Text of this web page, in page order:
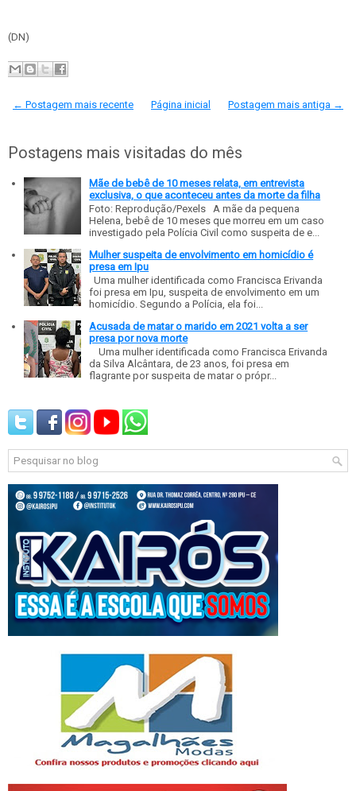
(DN)
← Postagem mais recente Postagem mais antiga →
Página inicial
Postagens mais visitadas do mês
Mãe de bebê de 10 meses relata, em entrevista
exclusiva, o que aconteceu antes da morte da filha
Foto: Reprodução/Pexels A mãe da pequena
Helena, bebê de 10 meses que morreu em um caso
investigado pela Polícia Civil como suspeita de e...
Mulher suspeita de envolvimento em homicídio é
presa em Ipu
Uma mulher identificada como Francisca Erivanda
foi presa em Ipu, suspeita de envolvimento em um
homicídio. Segundo a Polícia, ela foi...
Acusada de matar o marido em 2021 volta a ser
presa por nova morte
Uma mulher identificada como Francisca Erivanda
da Silva Alcântara, de 23 anos, foi presa em
flagrante por suspeita de matar o própr...